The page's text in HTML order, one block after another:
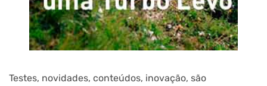
Testes, novidades, conteúdos, inovação, são